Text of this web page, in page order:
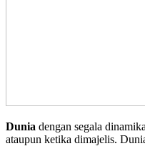
Dunia dengan segala
ataupun ketika dimajelis.